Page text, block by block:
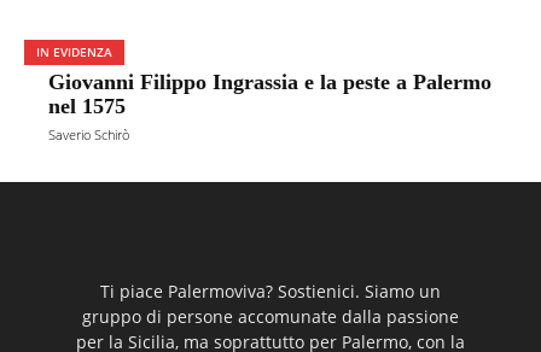
IN EVIDENZA
Giovanni Filippo Ingrassia e la peste a Palermo
nel 1575
Saverio Schirò
Ti piace Palermoviva? Sostienici. Siamo un
gruppo di persone accomunate dalla passione
per la Sicilia, ma soprattutto per Palermo, con la